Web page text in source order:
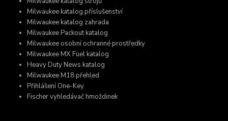
Milwaukee katalog příslušenství
Milwaukee katalog zahrada
Milwaukee Packout katalog
Milwaukee osobní ochranné prostředky
Milwaukee MX Fuel katalog
Heavy Duty News katalog
Milwaukee M18 přehled
Přihlášení One-Key
Fischer vyhledávač hmoždinek